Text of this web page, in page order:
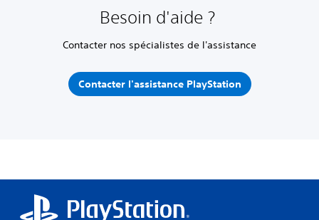
Besoin d'aide ?
Contacter nos spécialistes de l'assistance
Contacter l'assistance PlayStation